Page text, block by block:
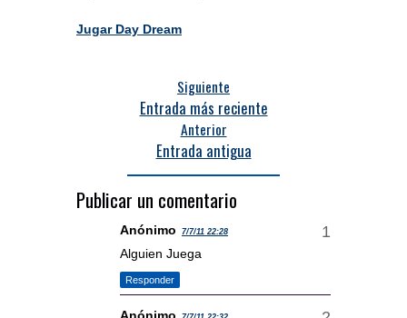
Jugar Day Dream
Siguiente
Entrada más reciente
Anterior
Entrada antigua
Publicar un comentario
Anónimo 7/7/11 22:28
Alguien Juega
Responder